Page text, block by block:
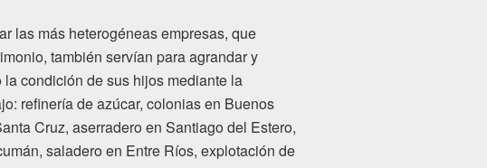
las más heterogéneas empresas, que
también servían para agrandar y
la condición de sus hijos mediante la
refinería de azúcar, colonias en Buenos
Cruz, aserradero en Santiago del Estero,
saladero en Entre Ríos, explotación de